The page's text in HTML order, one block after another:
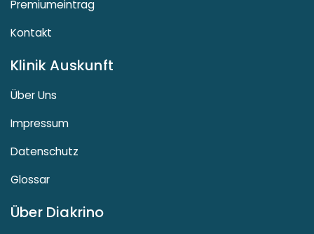
Premiumeintrag
Kontakt
Klinik Auskunft
Über Uns
Impressum
Datenschutz
Glossar
Über Diakrino